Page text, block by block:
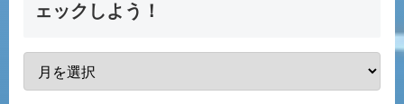
ェックしよう！